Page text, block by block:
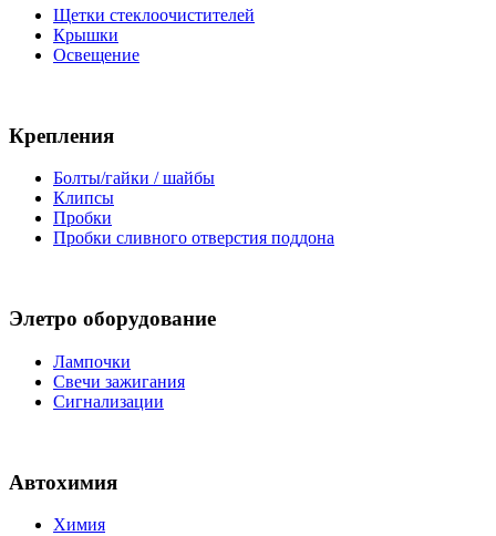
Щетки стеклоочистителей
Крышки
Освещение
Крепления
Болты/гайки / шайбы
Клипсы
Пробки
Пробки сливного отверстия поддона
Элетро оборудование
Лампочки
Свечи зажигания
Сигнализации
Автохимия
Химия